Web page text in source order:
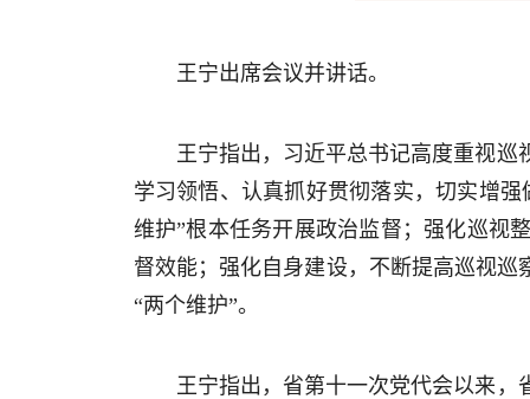
王宁出席会议并讲话。
王宁指出，习近平总书记高度重视
学习领悟、认真抓好贯彻落实，切实增
维护”根本任务开展政治监督；强化巡视
督效能；强化自身建设，不断提高巡视
“两个维护”。
王宁指出，省第十一次党代会以来